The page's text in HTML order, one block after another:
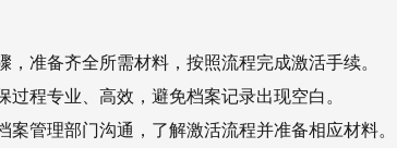
准备齐全所需材料，按照流程完成激活手续。
程专业、高效，避免档案记录出现空白。
管理部门沟通，了解激活流程并准备相应材料。